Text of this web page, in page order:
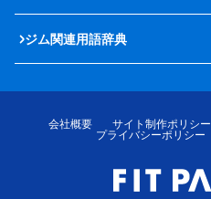
ジム関連用語辞典
会社概要 サイト制作ポリシー
プライバシーポリシー